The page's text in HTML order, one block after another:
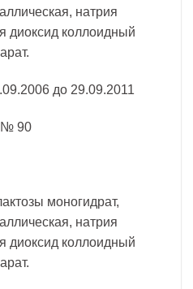
натрия
диоксид коллоидный
до 29.09.2011
№ 90
моногидрат,
натрия
диоксид коллоидный